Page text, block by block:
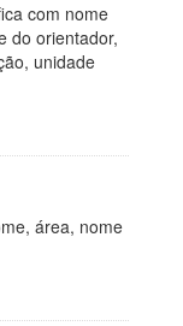
com nome
do orientador,
unidade
área, nome